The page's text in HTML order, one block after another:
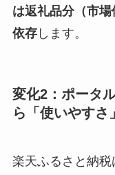
は返礼品分（市
依存します。
変化2：ポータ
ら「使いやすさ
楽天ふるさと納税